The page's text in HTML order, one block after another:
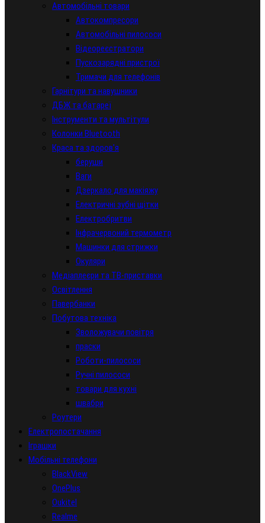
Автомобільні товари
Автокомпресори
Автомобільні пилососи
Відеореєстратори
Пускозарядні пристрої
Тримачи для телефонів
Гарнітури та навушники
ДБЖ та батареї
Інструменти та мультітули
Колонки Bluetooth
Краса та здоров'я
беруши
Ваги
Дзеркало для макіяжу
Електричні зубні щітки
Електробритви
Інфрачервоний термометр
Машинки для стрижки
Окуляри
Медіаплеєри та ТВ-приставки
Освітлення
Павербанки
Побутова техніка
Зволожувачи повітря
праски
Роботи-пилососи
Ручні пилососи
товари для кухні
швабри
Роутери
Електропостачання
Іграшки
Мобільні телефони
BlackView
OnePlus
Oukitel
Realme